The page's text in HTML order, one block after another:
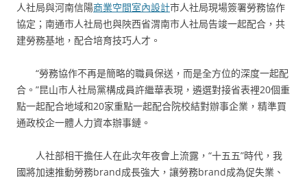
人社局與河南信陽商業空間室內設計市人社局現場簽署勞務協作
協定；南通市人社局也與陜西省渭南市人社局告竣一起配合，共
建勞務基地，配合培育技巧人才。
“勞務協作不再是簡略的職員保送，而是全方位的深度一起配
合。”昆山市人社局黨構成員許繼華表現，遴選對接省表裡20個重
點一起配合地域和20家重點一起配合院校結對辦事企業，精準買
通政校企一體人力資本辦事鏈。
人社部相干擔任人在此次年夜會上流露，“十五五”時代，我
國將加速推動勞務brand成長強大，讓勞務brand成為促失業、